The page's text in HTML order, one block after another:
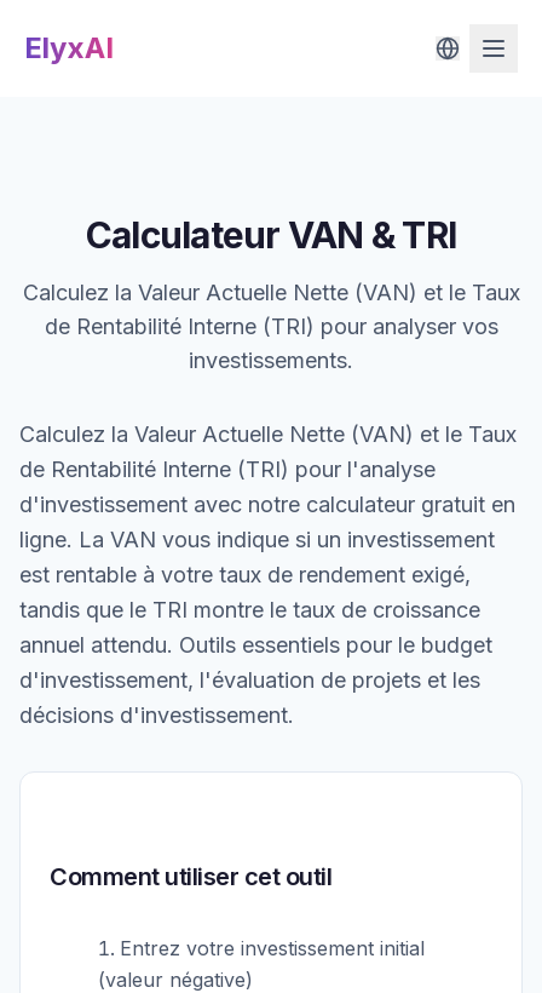
ElyxAI
Calculateur VAN & TRI
Calculez la Valeur Actuelle Nette (VAN) et le Taux
de Rentabilité Interne (TRI) pour analyser vos
investissements.
Calculez la Valeur Actuelle Nette (VAN) et le Taux
de Rentabilité Interne (TRI) pour l'analyse
d'investissement avec notre calculateur gratuit en
ligne. La VAN vous indique si un investissement
est rentable à votre taux de rendement exigé,
tandis que le TRI montre le taux de croissance
annuel attendu. Outils essentiels pour le budget
d'investissement, l'évaluation de projets et les
décisions d'investissement.
Comment utiliser cet outil
Entrez votre investissement initial
(valeur négative)